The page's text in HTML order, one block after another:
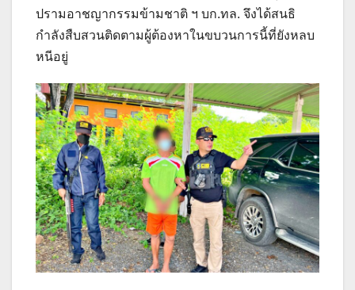
ปรามอาชญากรรมข้ามชาติ ฯ บก.ทล. จึงได้สนธิ
กำลังสืบสวนติดตามผู้ต้องหาในขบวนการนี้ที่ยังหลบ
หนีอยู่